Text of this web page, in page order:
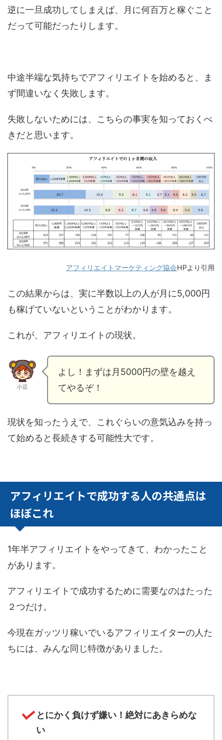
逆に一旦成功してしまえば、月に何百万と稼ぐこと
だって可能だったりします。
中途半端な気持ちでアフィリエイトを始めると、ま
ず間違いなく失敗します。
失敗しないためには、こちらの事実を知っておくべ
きだと思います。
アフィリエイトマーケティング協会HPより引用
この結果からは、実に半数以上の人が月に5,000円
も稼げていないということがわかります。
これが、アフィリエイトの現状。
小豆
よし！まずは月5000円の壁を越え
てやるぞ！
現状を知ったうえで、これぐらいの意気込みを持っ
て始めると長続きする可能性大です。
アフィリエイトで成功する人の共通点は
ほぼこれ
1年半アフィリエイトをやってきて、わかったこと
があります。
アフィリエイトで成功するために需要なのはたった
２つだけ。
今現在ガッツリ稼いでいるアフィリエイターの人た
ちには、みんな同じ特徴がありました。
とにかく負けず嫌い！絶対にあきらめな
い